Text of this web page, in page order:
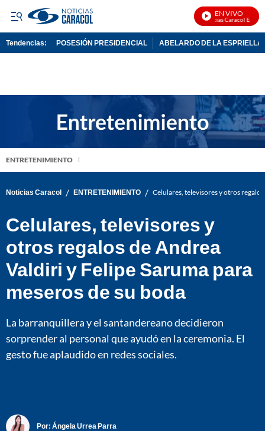
EN VIVO
Noticias Caracol En Vivo
Tendencias: POSESIÓN PRESIDENCIAL ABELARDO DE LA ESPRIELLA
ENTRETENIMIENTO
Noticias Caracol / ENTRETENIMIENTO / Celulares, televisores y otros
Celulares, televisores y
otros regalos de Andrea
Valdiri y Felipe Saruma para
meseros de su boda
La barranquillera y el santandereano decidieron
sorprender al personal que ayudó en la ceremonia. El
gesto fue aplaudido en redes sociales.
Por: Ángela Urrea Parra